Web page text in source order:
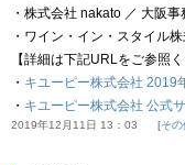
・株式会社 nakato ／ 大阪事
・ワイン・イン・スタイル
【詳細は下記URLをご参照く
・ キユーピー株式会社 2019
・ キユーピー株式会社 公式
2019年12月11日 13：03 その